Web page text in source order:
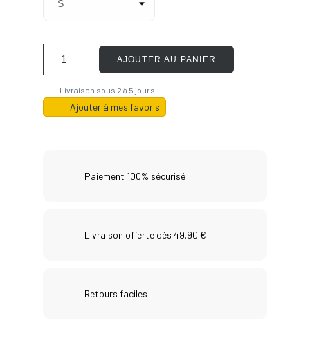
AJOUTER AU PANIER
Livraison sous 2 à 5 jours
Ajouter à mes favoris
Paiement 100% sécurisé
Livraison offerte dès 49.90 €
Retours faciles